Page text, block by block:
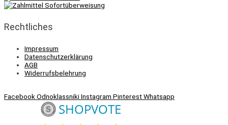
Rechtliches
Impressum
Datenschutzerklärung
AGB
Widerrufsbelehrung
FacebookOdnoklassnikiInstagram PinterestWhatsapp